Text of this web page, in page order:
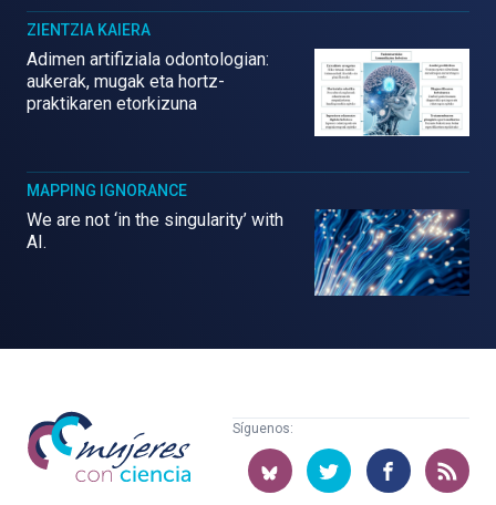
ZIENTZIA KAIERA
Adimen artifiziala odontologian:
aukerak, mugak eta hortz-
praktikaren etorkizuna
MAPPING IGNORANCE
We are not ‘in the singularity’ with
AI.
Mujeres
con
ciencia
Síguenos: